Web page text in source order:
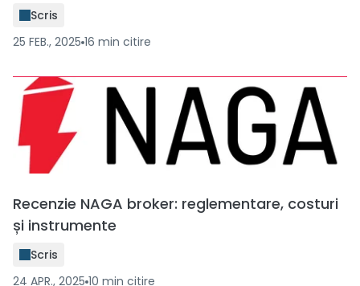
Scris
25 FEB., 2025 16 min citire
Recenzie NAGA broker: reglementare, costuri
și instrumente
Scris
24 APR., 2025 10 min citire